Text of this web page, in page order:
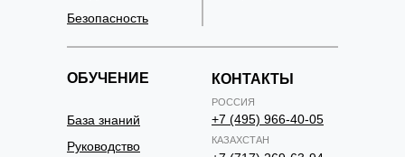
Безопасность
ОБУЧЕНИЕ
Руководство
КОНТАКТЫ
+7 (495) 966-40-05
База знаний
РОССИЯ
КАЗАХСТАН